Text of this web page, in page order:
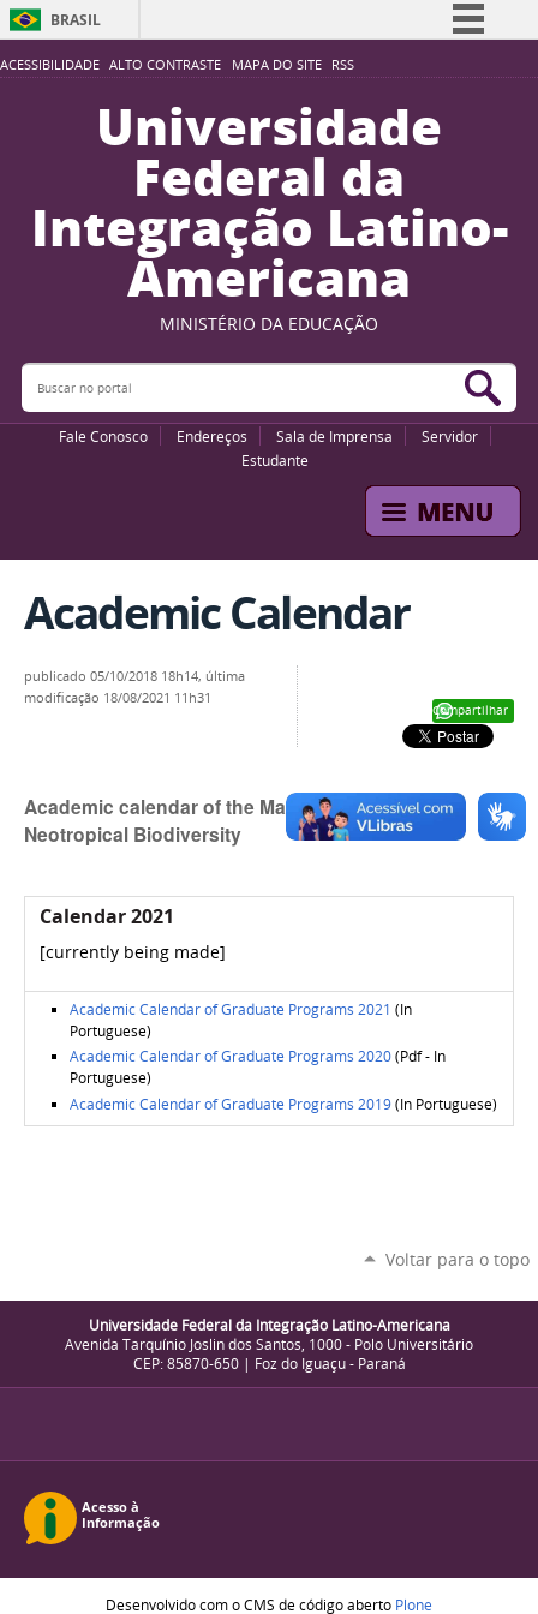
ACESSIBILIDADE ALTO CONTRASTE MAPA DO SITE RSS
BRASIL
Simplifique!
Participe
Acesso à informação
Legislação
Canais
Universidade
Federal da
Integração Latino-
Americana
MINISTÉRIO DA EDUCAÇÃO
Buscar no portal
Fale Conosco Endereços Sala de Imprensa
Servidor
Estudante
Academic Calendar
Compartilhar
publicado 05/10/2018 18h14, última
modificação 18/08/2021 11h31
Academic calendar of the Master’s Degree in
Neotropical Biodiversity
Calendar 2021
[currently being made]
Academic Calendar of Graduate Programs 2021(In
Portuguese)
Academic Calendar of Graduate Programs 2020(Pdf - In
Portuguese)
Academic Calendar of Graduate Programs 2019(In Portuguese)
Voltar para o topo
Universidade Federal da Integração Latino-Americana
Avenida Tarquínio Joslin dos Santos, 1000 - Polo Universitário
CEP: 85870-650 | Foz do Iguaçu - Paraná
Desenvolvido com o CMS de código aberto Plone